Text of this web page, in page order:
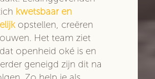
kwetsbaar en
opstellen, creëren
Het team ziet
openheid oké is en
geneigd zijn dit na